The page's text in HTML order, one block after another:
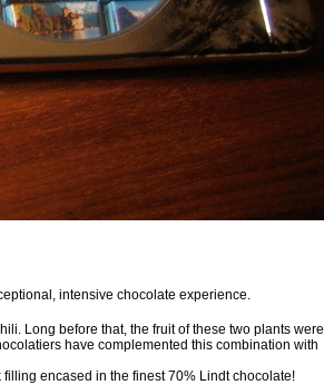
intensive chocolate experience.
Long before that, the fruit of these two plants were
have complemented this combination with
encased in the finest 70% Lindt chocolate!